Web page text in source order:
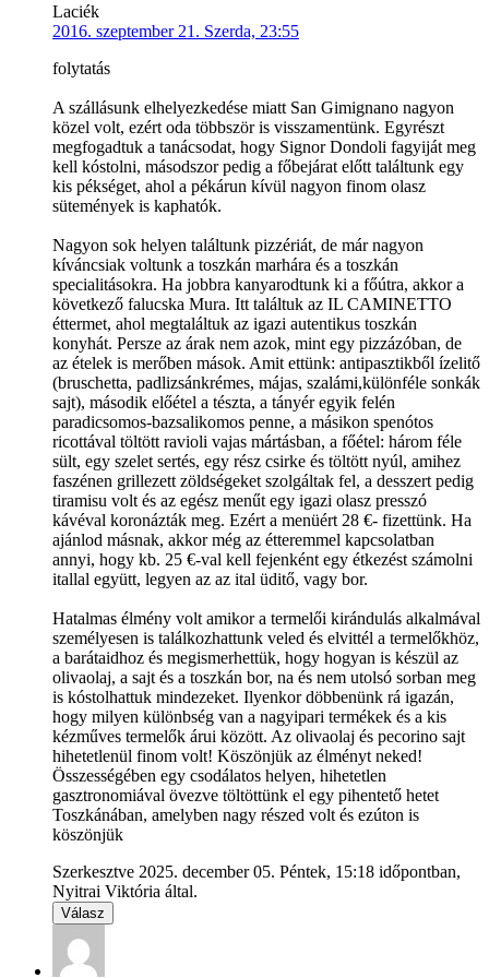
Laciék
2016. szeptember 21. Szerda, 23:55
folytatás
A szállásunk elhelyezkedése miatt San Gimignano nagyon
közel volt, ezért oda többször is visszamentünk. Egyrészt
megfogadtuk a tanácsodat, hogy Signor Dondoli fagyiját meg
kell kóstolni, másodszor pedig a főbejárat előtt találtunk egy
kis pékséget, ahol a pékárun kívül nagyon finom olasz
sütemények is kaphatók.
Nagyon sok helyen találtunk pizzériát, de már nagyon
kíváncsiak voltunk a toszkán marhára és a toszkán
specialitásokra. Ha jobbra kanyarodtunk ki a főútra, akkor a
következő falucska Mura. Itt találtuk az IL CAMINETTO
éttermet, ahol megtaláltuk az igazi autentikus toszkán
konyhát. Persze az árak nem azok, mint egy pizzázóban, de
az ételek is merőben mások. Amit ettünk: antipasztikből ízelitő
(bruschetta, padlizsánkrémes, májas, szalámi,különféle sonkák
sajt), második előétel a tészta, a tányér egyik felén
paradicsomos-bazsalikomos penne, a másikon spenótos
ricottával töltött ravioli vajas mártásban, a főétel: három féle
sült, egy szelet sertés, egy rész csirke és töltött nyúl, amihez
faszénen grillezett zöldségeket szolgáltak fel, a desszert pedig
tiramisu volt és az egész menűt egy igazi olasz presszó
kávéval koronázták meg. Ezért a menüért 28 €- fizettünk. Ha
ajánlod másnak, akkor még az étteremmel kapcsolatban
annyi, hogy kb. 25 €-val kell fejenként egy étkezést számolni
itallal együtt, legyen az az ital üditő, vagy bor.
Hatalmas élmény volt amikor a termelői kirándulás alkalmával
személyesen is találkozhattunk veled és elvittél a termelőkhöz,
a barátaidhoz és megismerhettük, hogy hogyan is készül az
olivaolaj, a sajt és a toszkán bor, na és nem utolsó sorban meg
is kóstolhattuk mindezeket. Ilyenkor döbbenünk rá igazán,
hogy milyen különbség van a nagyipari termékek és a kis
kézműves termelők árui között. Az olivaolaj és pecorino sajt
hihetetlenül finom volt! Köszönjük az élményt neked!
Összességében egy csodálatos helyen, hihetetlen
gasztronomiával övezve töltöttünk el egy pihentető hetet
Toszkánában, amelyben nagy részed volt és ezúton is
köszönjük
Szerkesztve 2025. december 05. Péntek, 15:18 időpontban,
Nyitrai Viktória által.
Válasz